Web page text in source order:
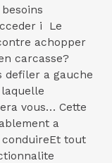
i Le
achopper
carcasse?
defiler a gauche
vous… Cette
a
tout